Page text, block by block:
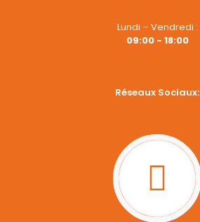
Lundi – Vendredi :
09:00 - 18:00
Réseaux Sociaux: